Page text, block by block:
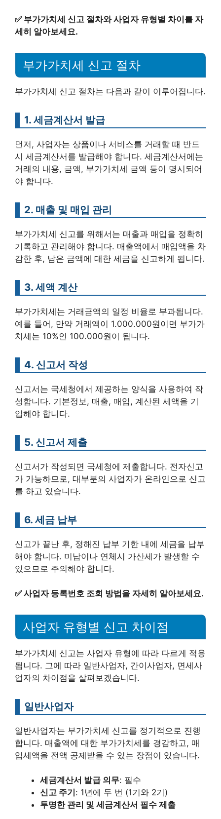
✅ 부가가치세 신고 절차와 사업자 유형별 차이를 자
세히 알아보세요.
부가가치세 신고 절차
부가가치세 신고 절차는 다음과 같이 이루어집니다.
1. 세금계산서 발급
먼저, 사업자는 상품이나 서비스를 거래할 때 반드
시 세금계산서를 발급해야 합니다. 세금계산서에는
거래의 내용, 금액, 부가가치세 금액 등이 명시되어
야 합니다.
2. 매출 및 매입 관리
부가가치세 신고를 위해서는 매출과 매입을 정확히
기록하고 관리해야 합니다. 매출액에서 매입액을 차
감한 후, 남은 금액에 대한 세금을 신고하게 됩니다.
3. 세액 계산
부가가치세는 거래금액의 일정 비율로 부과됩니다.
예를 들어, 만약 거래액이 1.000.000원이면 부가가
치세는 10%인 100.000원이 됩니다.
4. 신고서 작성
신고서는 국세청에서 제공하는 양식을 사용하여 작
성합니다. 기본정보, 매출, 매입, 계산된 세액을 기
입해야 합니다.
5. 신고서 제출
신고서가 작성되면 국세청에 제출합니다. 전자신고
가 가능하므로, 대부분의 사업자가 온라인으로 신고
를 하고 있습니다.
6. 세금 납부
신고가 끝난 후, 정해진 납부 기한 내에 세금을 납부
해야 합니다. 미납이나 연체시 가산세가 발생할 수
있으므로 주의해야 합니다.
✅사업자 등록번호 조회 방법을 자세히 알아보세요.
사업자 유형별 신고 차이점
부가가치세 신고는 사업자 유형에 따라 다르게 적용
됩니다. 그에 따라 일반사업자, 간이사업자, 면세사
업자의 차이점을 살펴보겠습니다.
일반사업자
일반사업자는 부가가치세 신고를 정기적으로 진행
합니다. 매출액에 대한 부가가치세를 경감하고, 매
입세액을 전액 공제받을 수 있는 장점이 있습니다.
세금계산서 발급 의무: 필수
신고 주기 : 1년에 두 번 (1기와 2기)
투명한 관리 및 세금계산서 필수 제출